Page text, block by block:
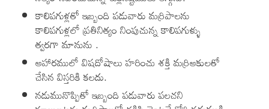
కాలిపగుళ్లతో ఇబ్బంది పడువారు మర్రిపాలను
కాలిపగుళ్లలో ప్రతినిత్యం నింపుచున్న కాలిపగుళ్ళు
త్వరగా మానును .
ఆహారములో విషదోషాలు హరించు శక్తి మర్రిఆకులతో
చేసిన విస్తరికి కలదు.
నడుమునొప్పితో ఇబ్బంది పడువారు పలచని